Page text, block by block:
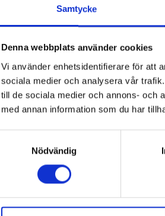
Samtycke
Denna webbplats använder cookies
Vi använder enhetsidentifierare för att
sociala medier och analysera vår
till de sociala medier och annons- och
med annan information som du har
Nödvändig